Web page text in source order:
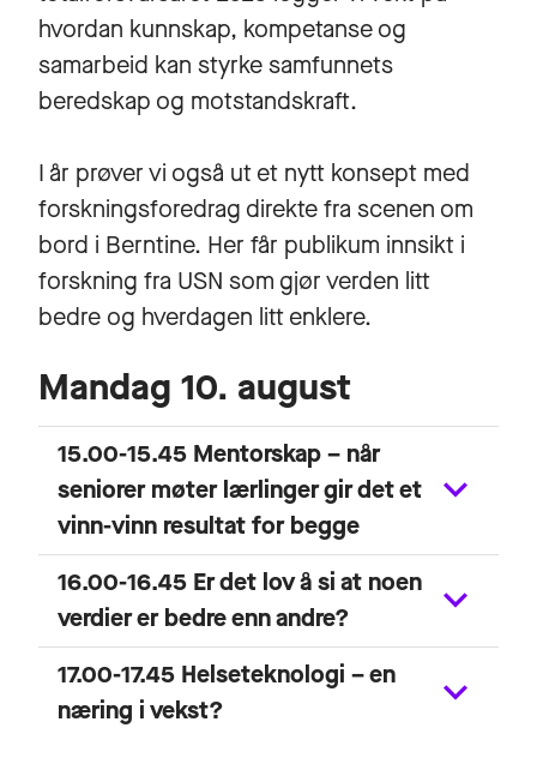
hvordan kunnskap, kompetanse og
samarbeid kan styrke samfunnets
beredskap og motstandskraft.
I år prøver vi også ut et nytt konsept med
forskningsforedrag direkte fra scenen om
bord i Berntine. Her får publikum innsikt i
forskning fra USN som gjør verden litt
bedre og hverdagen litt enklere.
Mandag 10. august
15.00-15.45 Mentorskap – når
seniorer møter lærlinger gir det et
vinn-vinn resultat for begge
16.00-16.45 Er det lov å si at noen
verdier er bedre enn andre?
17.00-17.45 Helseteknologi – en
næring i vekst?